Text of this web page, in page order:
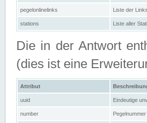
pegelonlinelinks Liste der
stations Liste aller
Die in der Antwort
(dies ist eine
Attribut
uuid Eindeutige
number Pegelnummer